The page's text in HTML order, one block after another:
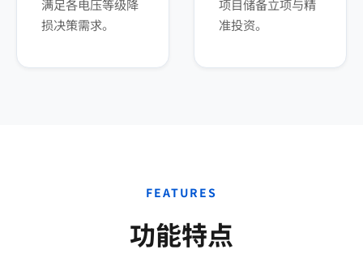
满足各电压等级降
损决策需求。
项目储备立项与精
准投资。
FEATURES
功能特点